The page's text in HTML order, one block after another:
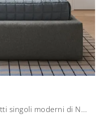
Clicca e scopri di più sui Letti singoli moderni di Nidi! Il modello Hug in tessuto ti sta aspettando.